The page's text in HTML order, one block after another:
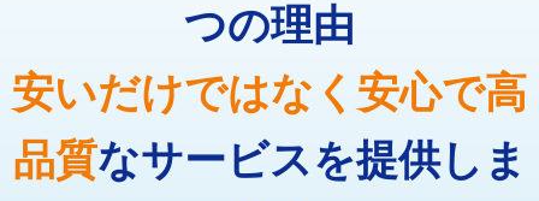
16,500円
廃棄・処分 現場見積
止水・漏水調査・防水処理・清掃・修
22,000円
止水・漏水調査・防水処理・清掃・修
理・調整・分解・加工など（重作業）
33,000円
その他部品の脱着 8,800円～
つの理由
安いだけではなく安心で高
品質なサービスを提供しま